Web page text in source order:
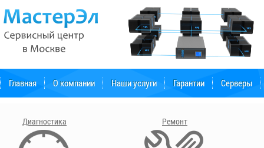
Главная О компании Наши услуги Гарантии Серверы
Диагностика Ремонт